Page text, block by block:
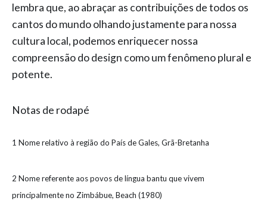
lembra que, ao abraçar as contribuições de todos os
cantos do mundo olhando justamente para nossa
cultura local, podemos enriquecer nossa
compreensão do design como um fenômeno plural e
potente.
Notas de rodapé
1 Nome relativo à região do País de Gales, Grã-Bretanha
2 Nome referente aos povos de língua bantu que vivem
principalmente no Zimbábue, Beach (1980)